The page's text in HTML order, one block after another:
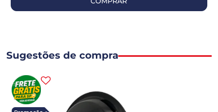
Sugestões de compra